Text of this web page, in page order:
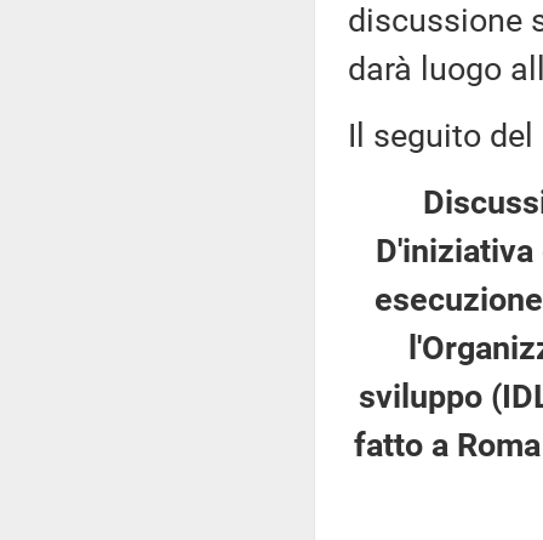
discussione
darà luogo
Il seguito
sviluppo
fatto a